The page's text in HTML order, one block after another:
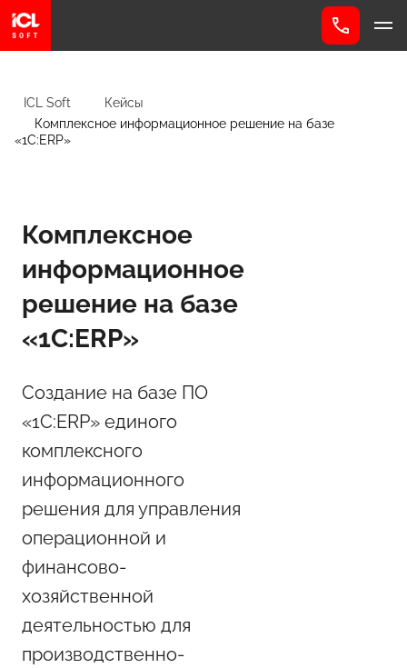
ICL Soft
Кейсы
Комплексное информационное решение на базе
«1С:ERP»
Комплексное
информационное
решение на базе
«1С:ERP»
Создание на базе ПО
«1С:ERP» единого
комплексного
информационного
решения для управления
операционной и
финансово-
хозяйственной
деятельностью для
производственно-